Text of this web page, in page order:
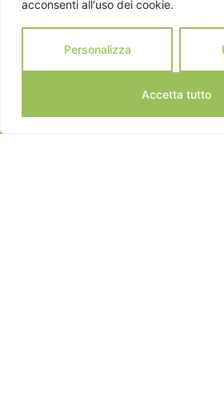
acconsenti all'uso dei cookie.
Personalizza
Accetta tutto